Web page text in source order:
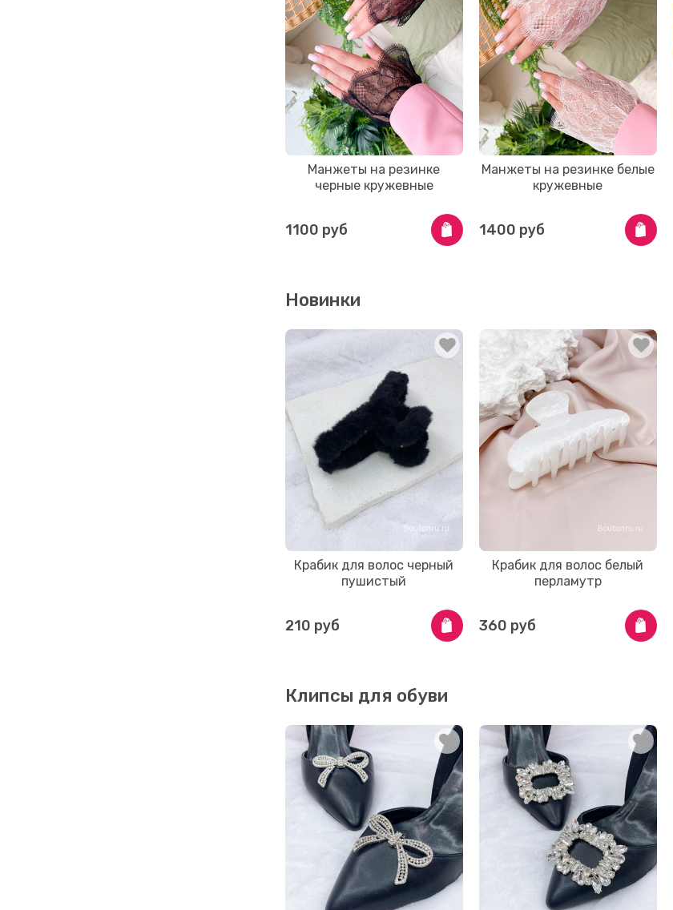
Манжеты на резинке
черные кружевные
1100 руб
Манжеты на резинке белые
кружевные
1400 руб
Новинки
Крабик для волос черный
пушистый
210 руб
Крабик для волос белый
перламутр
360 руб
Клипсы для обуви